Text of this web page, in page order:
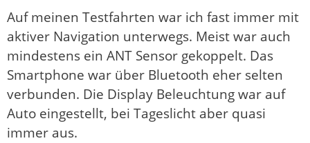
Auf meinen Testfahrten war ich fast immer mit
aktiver Navigation unterwegs. Meist war auch
mindestens ein ANT Sensor gekoppelt. Das
Smartphone war über Bluetooth eher selten
verbunden. Die Display Beleuchtung war auf
Auto eingestellt, bei Tageslicht aber quasi
immer aus.